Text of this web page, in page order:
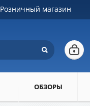
Розничный магазин
ОБЗОРЫ